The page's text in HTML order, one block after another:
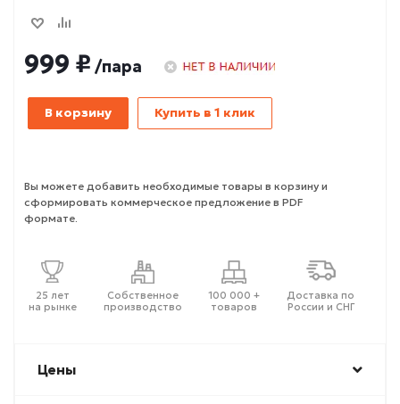
999 ₽ /пара
В корзину Купить в 1 клик
Вы можете добавить необходимые товары в корзину и
сформировать коммерческое предложение в PDF
формате.
25 лет
на рынке
Собственное
производство
100 000 +
товаров
Доставка по
России и СНГ
Цены